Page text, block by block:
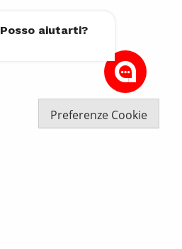
Preferenze Cookie
Posso aiutarti?